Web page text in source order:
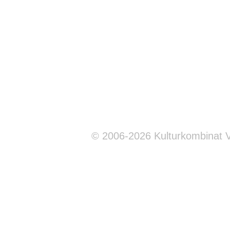
© 2006-2026